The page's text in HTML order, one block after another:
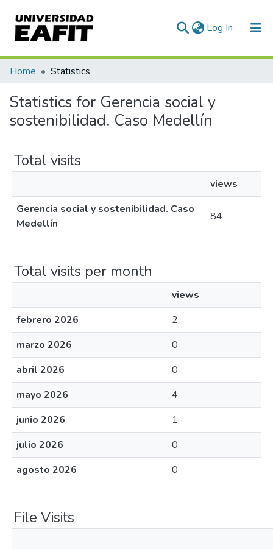
Log In (current)
Communities & Collections
All of DSpace
Home Statistics
Statistics for Gerencia social y
sostenibilidad. Caso Medellín
Total visits
views
Gerencia social y sostenibilidad. Caso
Medellín
84
Total visits per month
views
febrero 2026
2
marzo 2026
0
abril 2026
0
mayo 2026
4
junio 2026
1
julio 2026
0
agosto 2026
0
File Visits